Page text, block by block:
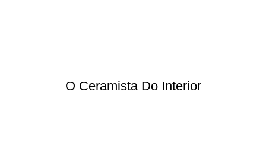
O Ceramista Do Interior